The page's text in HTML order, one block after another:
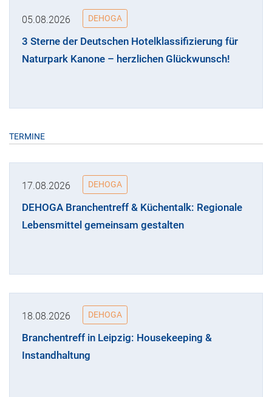
05.08.2026 DEHOGA
3 Sterne der Deutschen Hotelklassifizierung für
Naturpark Kanone – herzlichen Glückwunsch!
TERMINE
17.08.2026 DEHOGA
DEHOGA Branchentreff & Küchentalk: Regionale
Lebensmittel gemeinsam gestalten
18.08.2026 DEHOGA
Branchentreff in Leipzig: Housekeeping &
Instandhaltung